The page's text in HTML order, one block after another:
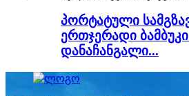
პორტატული
ერთჯერადი
დანაჩანგალი...